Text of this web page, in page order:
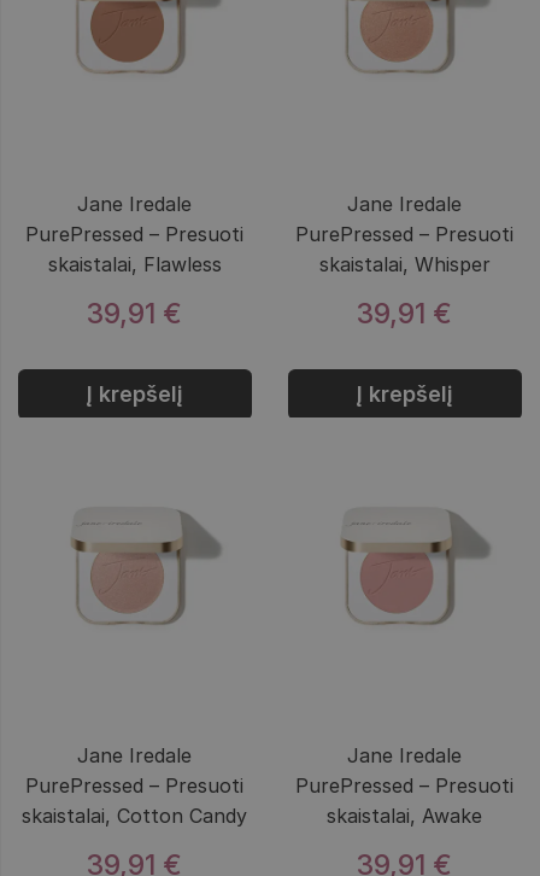
Jane Iredale
PurePressed – Presuoti
skaistalai, Flawless
39,91 €
Į krepšelį
Jane Iredale
PurePressed – Presuoti
skaistalai, Whisper
39,91 €
Į krepšelį
Jane Iredale
PurePressed – Presuoti
skaistalai, Cotton Candy
39,91 €
Jane Iredale
PurePressed – Presuoti
skaistalai, Awake
39,91 €